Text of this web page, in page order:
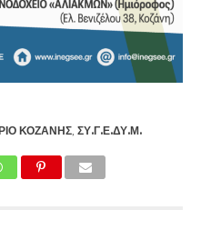
ΚΟΖΆΝΗΣ, ΣΥ.Γ.Ε.ΔΥ.Μ.